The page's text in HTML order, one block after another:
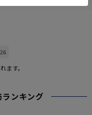
ます。
ンキング